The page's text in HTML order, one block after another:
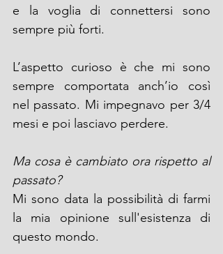
e la voglia di connettersi sono
sempre più forti.
L’aspetto curioso è che mi sono
sempre comportata anch’io così
nel passato. Mi impegnavo per 3/4
mesi e poi lasciavo perdere.
Ma cosa è cambiato ora rispetto al
passato?
Mi sono data la possibilità di farmi
la mia opinione sull'esistenza di
questo mondo.